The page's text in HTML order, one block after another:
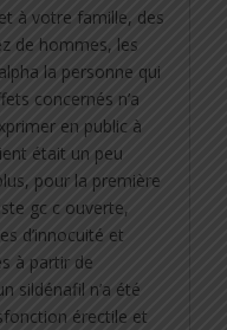
à votre famille, des
de hommes, les
la personne qui
concernés n’a
en public à
était un peu
pour la première
gc c ouverte,
d’innocuité et
à partir de
sildénafil n’a été
érectile et